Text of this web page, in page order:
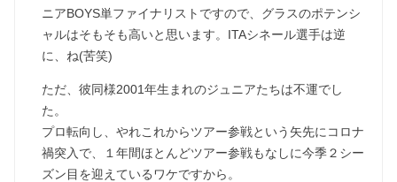
ニアBOYS単ファイナリストですので、グラスのポテンシ
ャルはそもそも高いと思います。ITAシネール選手は逆
に、ね(苦笑)
ただ、彼同様2001年生まれのジュニアたちは不運でし
た。
プロ転向し、やれこれからツアー参戦という矢先にコロナ
禍突入で、１年間ほとんどツアー参戦もなしに今季２シー
ズン目を迎えているワケですから。